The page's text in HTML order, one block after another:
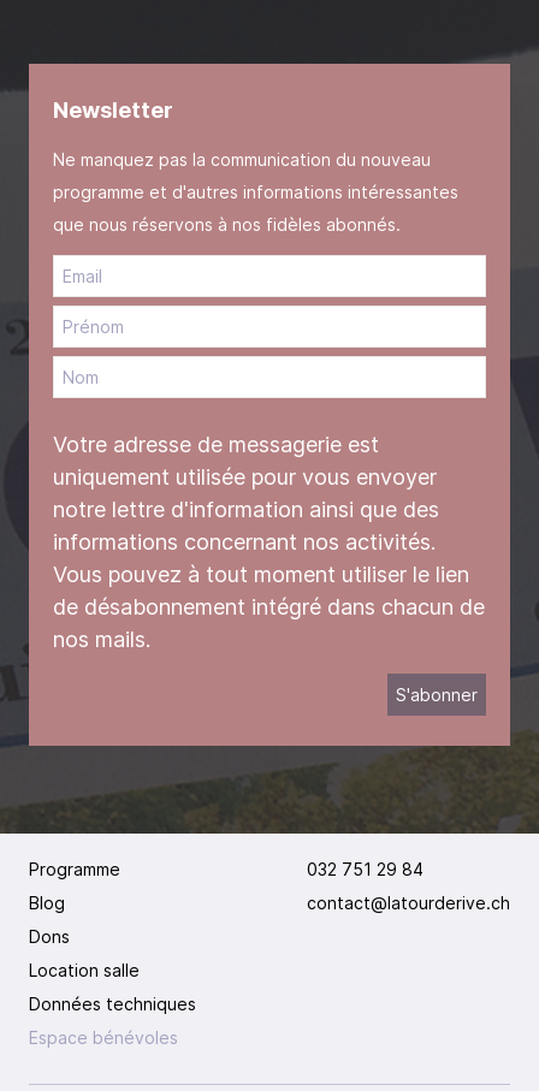
Newsletter
Ne manquez pas la communication du nouveau
programme et d'autres informations intéressantes
que nous réservons à nos fidèles abonnés.
Votre adresse de messagerie est
uniquement utilisée pour vous envoyer
notre lettre d'information ainsi que des
informations concernant nos activités.
Vous pouvez à tout moment utiliser le lien
de désabonnement intégré dans chacun de
nos mails.
Programme
Blog
Dons
Location salle
Données techniques
Espace bénévoles
032 751 29 84
contact@latourderive.ch